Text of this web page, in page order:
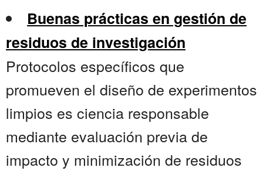
Buenas prácticas en gestión de
residuos de investigación
Protocolos específicos que
promueven el diseño de experimentos
limpios es ciencia responsable
mediante evaluación previa de
impacto y minimización de residuos